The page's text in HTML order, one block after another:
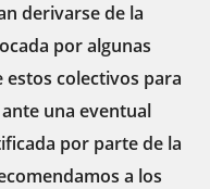
derivarse de la
por algunas
colectivos para
ante una eventual
por parte de la
a los